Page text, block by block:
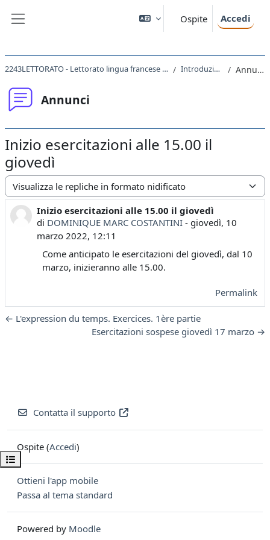
Ospite Accedi
Apri indice del corso
2243LETTORATO - Lettorato lingua francese II 2021 Introduzione Annunci
Annunci
Inizio esercitazioni alle 15.00 il
giovedì
Modalità visualizzazione
Inizio esercitazioni alle 15.00 il giovedì
di DOMINIQUE MARC COSTANTINI- giovedì, 10
marzo 2022, 12:11
Numero di risposte: 0
Come anticipato le esercitazioni del giovedì, dal 10
marzo, inizieranno alle 15.00.
Permalink
← L'expression du temps. Exercices. 1ère partie
Esercitazioni sospese giovedì 17 marzo →
Contatta il supporto
Ospite (Accedi)
Ottieni l'app mobile
Passa al tema standard
Powered by Moodle